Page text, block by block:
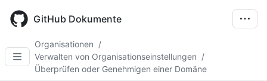
main
GitHub Dokumente
Organisationen /
Verwalten von Organisationseinstellungen /
Überprüfen oder Genehmigen einer Domäne